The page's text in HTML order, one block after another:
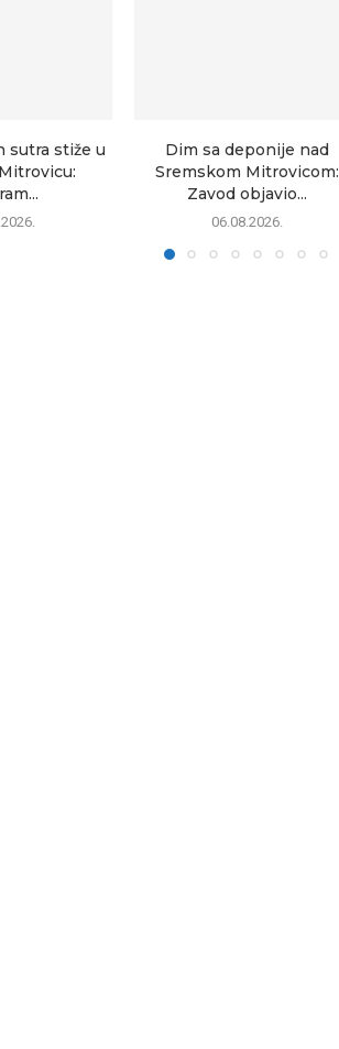
sutra stiže u
Dim sa deponije nad
Sremskom Mitrovicom:
Zavod objavio...
06.08.2026.